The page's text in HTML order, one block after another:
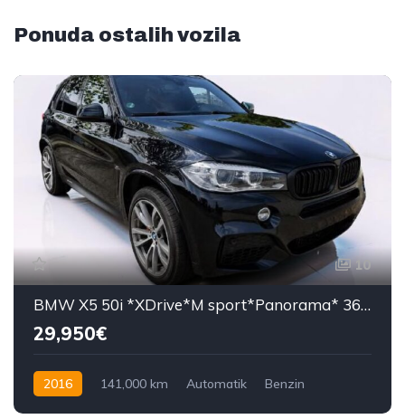
Ponuda ostalih vozila
10
BMW X5 50i *XDrive*M sport*Panorama* 360°*
29,950€
2016 141,000 km Automatik
Benzin